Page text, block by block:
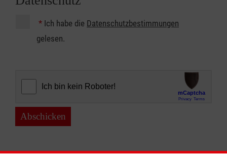
* Ich habe die Datenschutzbestimmungen
gelesen.
Abschicken